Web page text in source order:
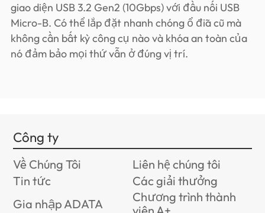
giao diện USB 3.2 Gen2 (10Gbps) với đầu nối USB
Micro-B. Có thể lắp đặt nhanh chóng ổ đĩa cũ mà
không cần bất kỳ công cụ nào và khóa an toàn của
nó đảm bảo mọi thứ vẫn ở đúng vị trí.
Công ty
Về Chúng Tôi
Liên hệ chúng tôi
Tin tức
Các giải thưởng
Gia nhập ADATA
Chương trình thành